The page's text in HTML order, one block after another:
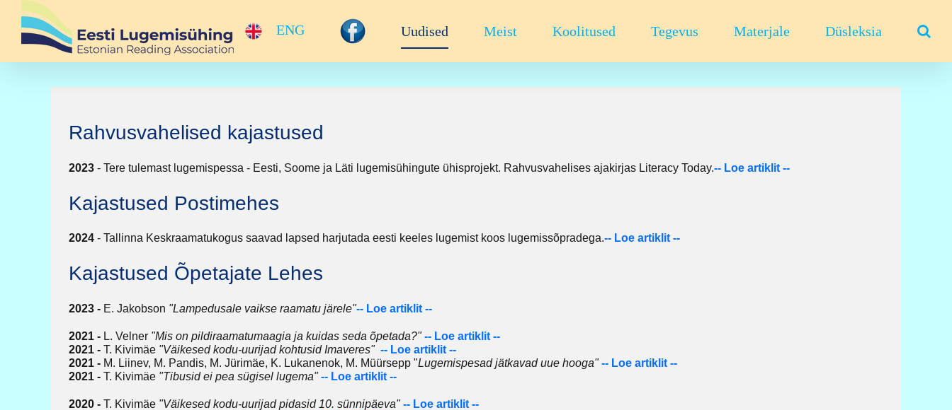
content
ENG Uudised Meist Koolitused Tegevus Materjale Düsleksia
Rahvusvahelised kajastused
2023 - Tere tulemast lugemispessa - Eesti, Soome ja Läti lugemisühingute ühisprojekt. Rahvusvahelises ajakirjas Literacy Today.-- Loe artiklit --
Kajastused Postimehes
2024 - Tallinna Keskraamatukogus saavad lapsed harjutada eesti keeles lugemist koos lugemissõpradega.-- Loe artiklit --
Kajastused Õpetajate Lehes
2023 - E. Jakobson "Lampedusale vaikse raamatu järele"-- Loe artiklit --
2021 - L. Velner "Mis on pildiraamatumaagia ja kuidas seda õpetada?" -- Loe artiklit --
2021 - T. Kivimäe "Väikesed kodu-uurijad kohtusid Imaveres" -- Loe artiklit --
2021 - M. Liinev, M. Pandis, M. Jürimäe, K. Lukanenok, M. Müürsepp "Lugemispesad jätkavad uue hooga" -- Loe artiklit --
2021 - T. Kivimäe "Tibusid ei pea sügisel lugema" -- Loe artiklit --
2020 - T. Kivimäe "Väikesed kodu-uurijad pidasid 10. sünnipäeva" -- Loe artiklit --